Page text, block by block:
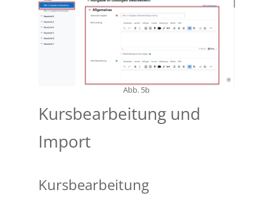
Abb. 5b
Kursbearbeitung und
Import
Kursbearbeitung